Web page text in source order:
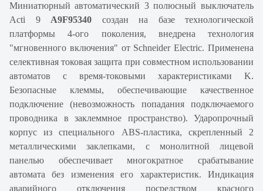
Миниатюрный автоматический 3 полюсный выключатель
Acti 9 A9F95340 создан на базе технологической
платформы 4-ого поколения, внедрена технология
"мгновенного включения" от Schneider Electric. Применена
селективная токовая защита при совместном использовании
автоматов с время-токовыми характеристиками K.
Безопасные клеммы, обеспечивающие качественное
подключение (невозможность попадания подключаемого
проводника в заклеммное пространство). Ударопрочный
корпус из специального ABS-пластика, скрепленный 2
металлическими заклепками, с монолитной лицевой
панелью обеспечивает многократное срабатывание
автомата без изменения его характеристик. Индикация
аварийного отключения посредством красного